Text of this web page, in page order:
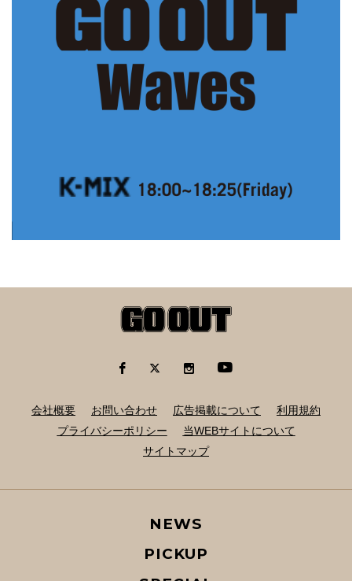
会社概要 お問い合わせ 広告掲載について
利用規約
プライバシーポリシー
当WEBサイトについて
サイトマップ
NEWS
PICKUP